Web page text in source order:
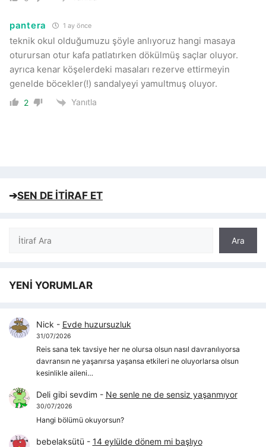
pantera 1 ay önce
teknik okul olduğumuzu şöyle anlıyoruz hangi masaya
oturursan otur kafa patlatırken dökülmüş saçlar oluyor.
ayrıca kenar köşelerdeki masaları rezerve ettirmeyin
genelde böcekler(!) sandalyeyi yamultmuş oluyor.
2 Yanıtla
➔SEN DE İTİRAF ET
Ara
Ara
YENİ YORUMLAR
Nick - Evde huzursuzluk
31/07/2026
Reis sana tek tavsiye her ne olursa olsun nasıl davranılıyorsa
davransın ne yaşanırsa yaşansa etkileri ne oluyorlarsa olsun
kesinlikle aileni…
Deli gibi sevdim - Ne senle ne de sensiz yaşanmıyor
30/07/2026
Hangi bölümü okuyorsun?
bebelaksütü - 14 eylülde dönem mi başlıyo